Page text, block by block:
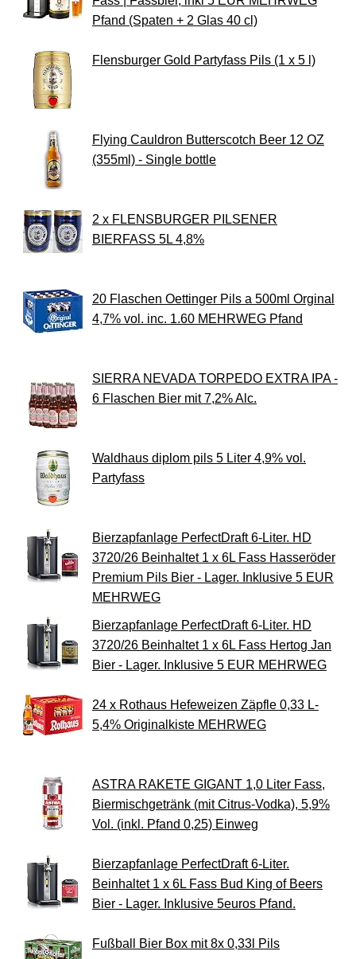
Pfand (Spaten + 2 Glas 40 cl)
Flensburger Gold Partyfass Pils (1 x 5 l)
Flying Cauldron Butterscotch Beer 12 OZ
(355ml) - Single bottle
2 x FLENSBURGER PILSENER
BIERFASS 5L 4,8%
20 Flaschen Oettinger Pils a 500ml Orginal
4,7% vol. inc. 1.60 MEHRWEG Pfand
SIERRA NEVADA TORPEDO EXTRA IPA -
6 Flaschen Bier mit 7,2% Alc.
Waldhaus diplom pils 5 Liter 4,9% vol.
Partyfass
Bierzapfanlage PerfectDraft 6-Liter. HD
3720/26 Beinhaltet 1 x 6L Fass Hasseröder
Premium Pils Bier - Lager. Inklusive 5 EUR
MEHRWEG
Bierzapfanlage PerfectDraft 6-Liter. HD
3720/26 Beinhaltet 1 x 6L Fass Hertog Jan
Bier - Lager. Inklusive 5 EUR MEHRWEG
24 x Rothaus Hefeweizen Zäpfle 0,33 L-
5,4% Originalkiste MEHRWEG
ASTRA RAKETE GIGANT 1,0 Liter Fass,
Biermischgetränk (mit Citrus-Vodka), 5,9%
Vol. (inkl. Pfand 0,25) Einweg
Bierzapfanlage PerfectDraft 6-Liter.
Beinhaltet 1 x 6L Fass Bud King of Beers
Bier - Lager. Inklusive 5euros Pfand.
Fußball Bier Box mit 8x 0,33l Pils